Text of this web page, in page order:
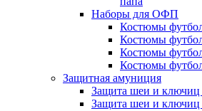
Наборы для ОФП
Костюмы
Костюмы
Костюмы
Костюмы
Защитная амуниция
Защита шеи и ключиц
Защита шеи и ключиц